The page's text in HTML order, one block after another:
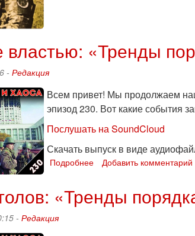
старший
презентует
«Родительский
день»
«Тренды
- Редакция
Всем привет! Мы продолжаем
эпизод 230. Вот какие события
Послушать на SoundCloud
Скачать выпуск в виде
Подробнее
«Тренды
порядка
Добавить комментарий
«Тренды
- Редакция